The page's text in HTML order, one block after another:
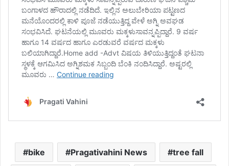
bike Pragativahini News tree fall